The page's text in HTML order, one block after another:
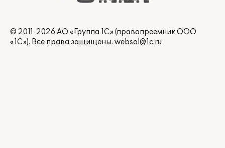
© 2011-2026 АО «Группа 1С» (правопреемник ООО
«1С»). Все права защищены. websol@1c.ru